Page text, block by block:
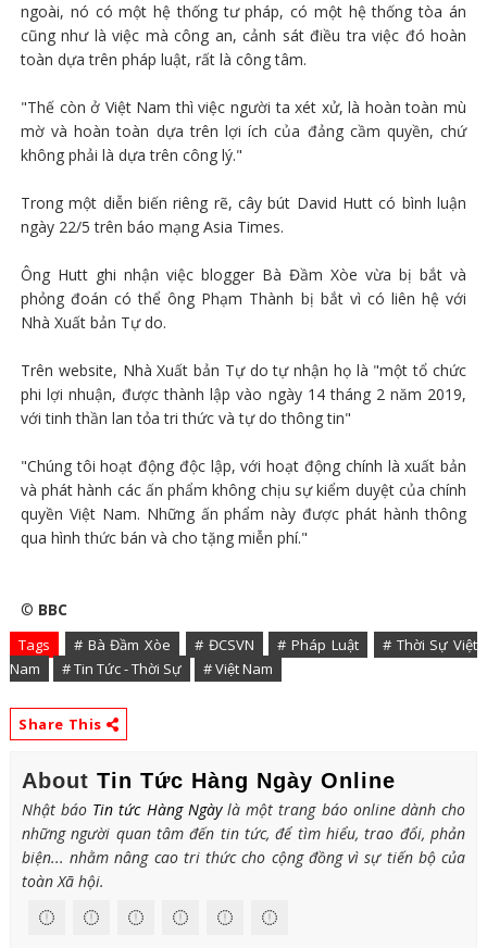
ngoài, nó có một hệ thống tư pháp, có một hệ thống tòa án
cũng như là việc mà công an, cảnh sát điều tra việc đó hoàn
toàn dựa trên pháp luật, rất là công tâm.
"Thế còn ở Việt Nam thì việc người ta xét xử, là hoàn toàn mù
mờ và hoàn toàn dựa trên lợi ích của đảng cầm quyền, chứ
không phải là dựa trên công lý."
Trong một diễn biến riêng rẽ, cây bút David Hutt có bình luận
ngày 22/5 trên báo mạng Asia Times.
Ông Hutt ghi nhận việc blogger Bà Đầm Xòe vừa bị bắt và
phỏng đoán có thể ông Phạm Thành bị bắt vì có liên hệ với
Nhà Xuất bản Tự do.
Trên website, Nhà Xuất bản Tự do tự nhận họ là "một tổ chức
phi lợi nhuận, được thành lập vào ngày 14 tháng 2 năm 2019,
với tinh thần lan tỏa tri thức và tự do thông tin"
"Chúng tôi hoạt động độc lập, với hoạt động chính là xuất bản
và phát hành các ấn phẩm không chịu sự kiểm duyệt của chính
quyền Việt Nam. Những ấn phẩm này được phát hành thông
qua hình thức bán và cho tặng miễn phí."
© BBC
Tags # Bà Đầm Xòe # ĐCSVN # Pháp Luật
# Thời Sự Việt
Nam
# Tin Tức - Thời Sự # Việt Nam
Share This
About Tin Tức Hàng Ngày Online
Nhật báo Tin tức Hàng Ngàylà một trang báo online dành cho
những người quan tâm đến tin tức, để tìm hiểu, trao đổi, phản
biện... nhằm nâng cao tri thức cho cộng đồng vì sự tiến bộ của
toàn Xã hội.